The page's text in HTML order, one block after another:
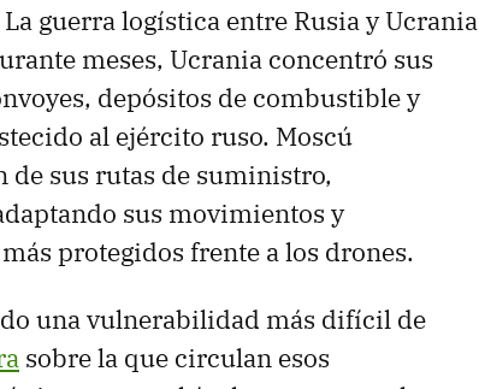
La guerra logística entre Rusia y Ucrania
meses, Ucrania concentró sus
depósitos de combustible y
al ejército ruso. Moscú
sus rutas de suministro,
sus movimientos y
protegidos frente a los drones.
una vulnerabilidad más difícil de
sobre la que circulan esos